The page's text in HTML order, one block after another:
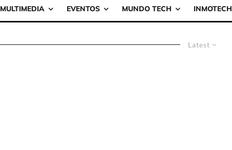
MULTIMEDIA EVENTOS MUNDO TECH INMOTECH
Latest